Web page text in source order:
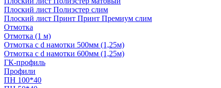
Плоский лист Полиэстер слим
Плоский лист Принт Принт Премиум слим
Отмотка
Отмотка (1 м)
Отмотка с d намотки 500мм (1,25м)
Отмотка с d намотки 600мм (1,25м)
ГК-профиль
Профили
ПН 100*40